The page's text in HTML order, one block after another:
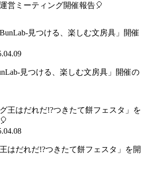
営ミーティング開催報告🎈
見つける、楽しむ文房具」開催の
はだれだ!?つきたて餅フェスタ」を開